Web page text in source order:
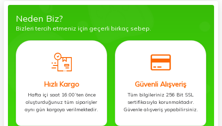
Neden Biz?
Bizleri tercih etmeniz için geçerli birkaç sebep.
Hızlı Kargo
Hafta içi saat 16:00’ten önce
oluşturduğunuz tüm siparişler
aynı gün kargoya verilmektedir.
Güvenli Alışveriş
Tüm bilgileriniz 256 Bit SSL
sertifikasıyla korunmaktadır.
Güvenle alışveriş yapabilirsiniz.